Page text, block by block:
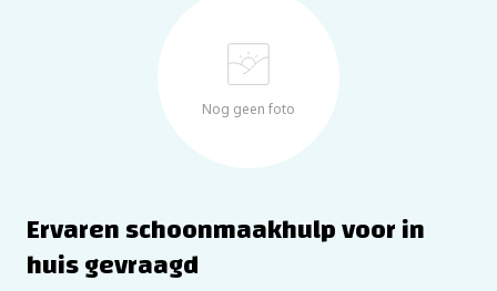
Nog geen foto
Ervaren schoonmaakhulp voor in
huis gevraagd